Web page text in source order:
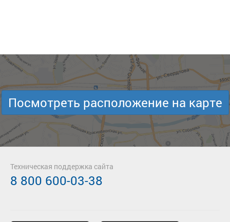
Посмотреть расположение на карте
Техническая поддержка сайта
8 800 600-03-38